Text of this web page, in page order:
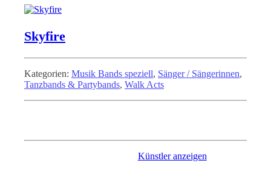
Skyfire
Kategorien: Musik Bands speziell, Sänger / Sängerinnen,
Tanzbands & Partybands, Walk Acts
Künstler anzeigen